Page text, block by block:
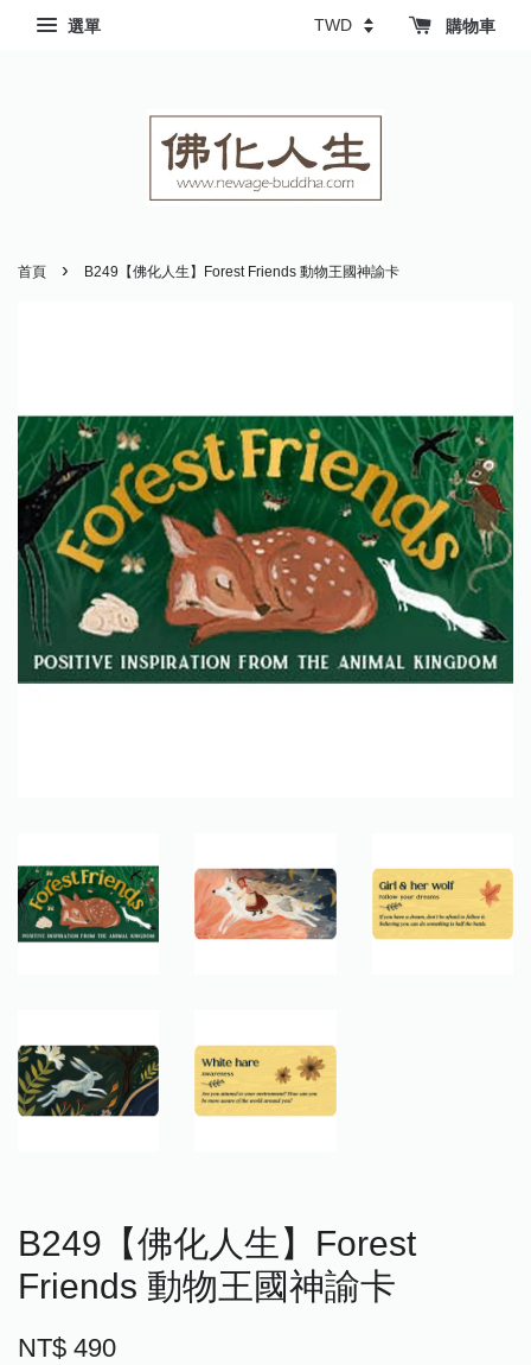
選單 購物車
首頁 › B249【佛化人生】Forest Friends 動物王國神諭卡
B249【佛化人生】Forest
Friends 動物王國神諭卡
NT$ 490